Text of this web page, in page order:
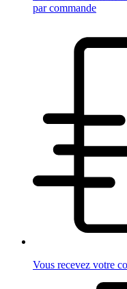
par commande
Vous recevez votre